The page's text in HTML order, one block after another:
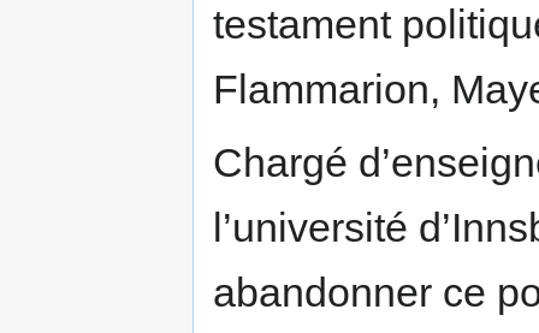
testament
Flammarion,
Chargé
l’université
abandonner ce